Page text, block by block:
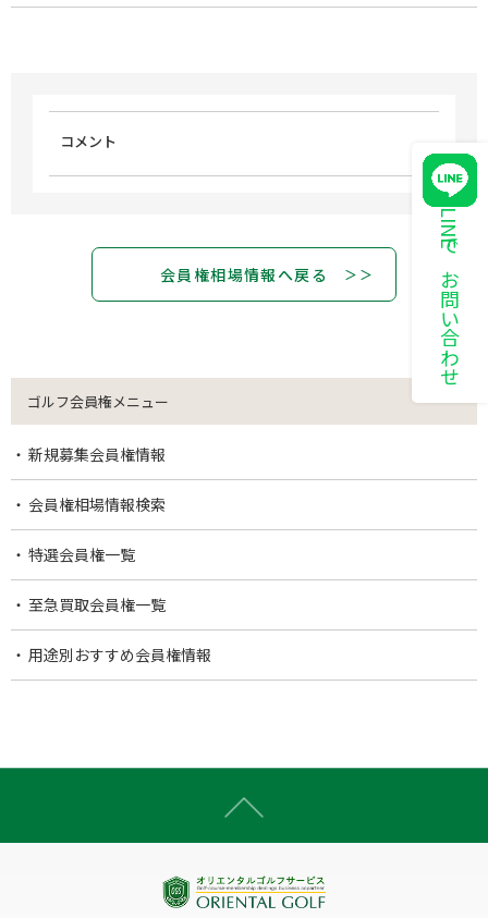
LINEでお問い合わせ
コメント
会員権相場情報へ戻る
ゴルフ会員権メニュー
新規募集会員権情報
会員権相場情報検索
特選会員権一覧
至急買取会員権一覧
用途別おすすめ会員権情報